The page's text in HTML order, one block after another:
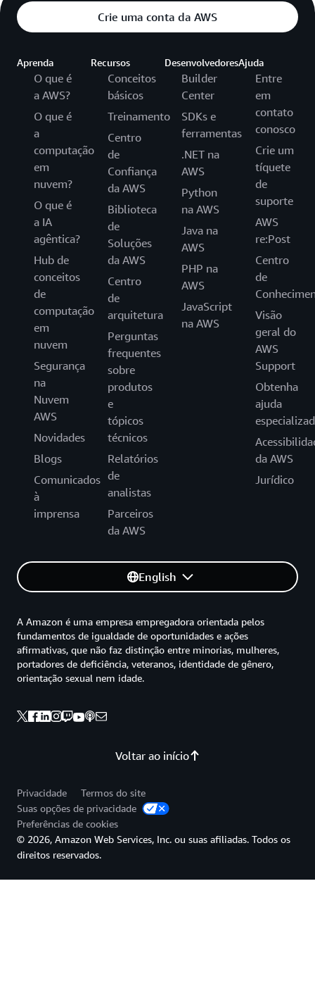
Crie uma conta da AWS
Aprenda
O que é
a AWS?
O que é
a
computação
em
nuvem?
O que é
a IA
agêntica?
Hub de
conceitos
de
computação
em
nuvem
Segurança
na
Nuvem
AWS
Novidades
Blogs
Comunicados
à
imprensa
Recursos
Conceitos
básicos
Treinamento
Centro
de
Confiança
da AWS
Biblioteca
de
Soluções
da AWS
Centro
de
arquitetura
Perguntas
frequentes
sobre
produtos
e
tópicos
técnicos
Relatórios
de
analistas
Parceiros
da AWS
Desenvolvedores
Builder
Center
SDKs e
ferramentas
.NET na
AWS
Python
na AWS
Java na
AWS
PHP na
AWS
JavaScript
na AWS
Ajuda
Entre
em
contato
conosco
Crie um
tíquete
de
suporte
AWS
re:Post
Centro
de
Visão
geral do
AWS
Support
Obtenha
ajuda
da AWS
Jurídico
English
Voltar ao início
A Amazon é uma empresa empregadora orientada pelos
fundamentos de igualdade de oportunidades e ações
afirmativas, que não faz distinção entre minorias, mulheres,
portadores de deficiência, veteranos, identidade de gênero,
orientação sexual nem idade.
Privacidade
Termos do site
Suas opções de privacidade
Preferências de cookies
© 2026, Amazon Web Services, Inc. ou suas afiliadas. Todos os
direitos reservados.